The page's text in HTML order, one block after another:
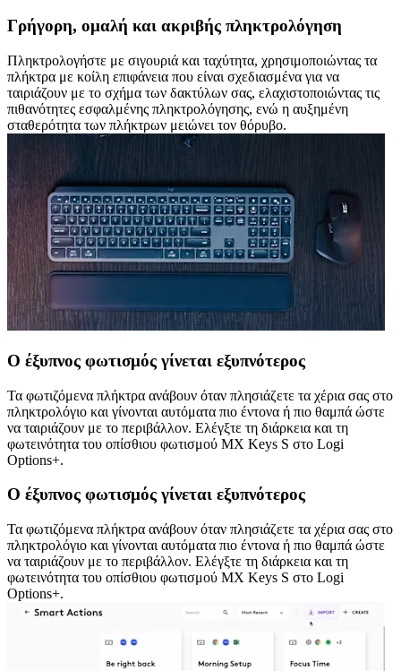
Γρήγορη, ομαλή και ακριβής πληκτρολόγηση
Πληκτρολογήστε με σιγουριά και ταχύτητα, χρησιμοποιώντας τα
πλήκτρα με κοίλη επιφάνεια που είναι σχεδιασμένα για να
ταιριάζουν με το σχήμα των δακτύλων σας, ελαχιστοποιώντας τις
πιθανότητες εσφαλμένης πληκτρολόγησης, ενώ η αυξημένη
σταθερότητα των πλήκτρων μειώνει τον θόρυβο.
Ο έξυπνος φωτισμός γίνεται εξυπνότερος
Τα φωτιζόμενα πλήκτρα ανάβουν όταν πλησιάζετε τα χέρια σας στο
πληκτρολόγιο και γίνονται αυτόματα πιο έντονα ή πιο θαμπά ώστε
να ταιριάζουν με το περιβάλλον. Ελέγξτε τη διάρκεια και τη
φωτεινότητα του οπίσθιου φωτισμού MX Keys S στο Logi
Options+.
Ο έξυπνος φωτισμός γίνεται εξυπνότερος
Τα φωτιζόμενα πλήκτρα ανάβουν όταν πλησιάζετε τα χέρια σας στο
πληκτρολόγιο και γίνονται αυτόματα πιο έντονα ή πιο θαμπά ώστε
να ταιριάζουν με το περιβάλλον. Ελέγξτε τη διάρκεια και τη
φωτεινότητα του οπίσθιου φωτισμού MX Keys S στο Logi
Options+.